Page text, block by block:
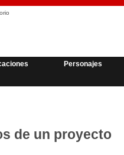
Personajes
de un proyecto